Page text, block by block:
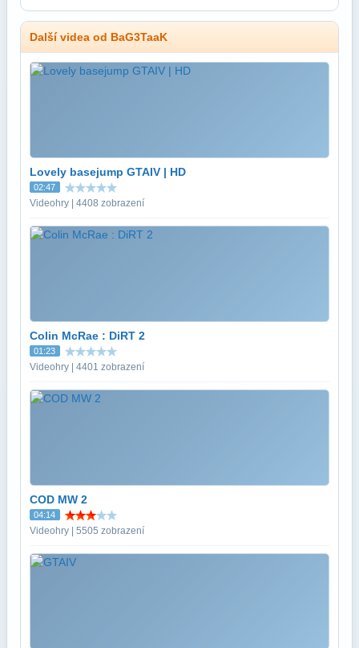
Další videa od BaG3TaaK
Lovely basejump GTAIV | HD
02:47
Videohry | 4408 zobrazení
Colin McRae : DiRT 2
01:23
Videohry | 4401 zobrazení
COD MW 2
04:14
Videohry | 5505 zobrazení